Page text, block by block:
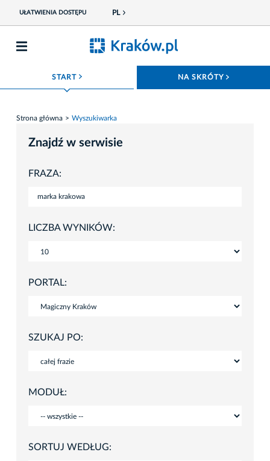
UŁATWIENIA DOSTĘPU PL
START ROZWIŃ MENU NA SKRÓTY
Strona główna Wyszukiwarka
Znajdź w serwisie
FRAZA:
LICZBA WYNIKÓW:
PORTAL:
SZUKAJ PO:
MODUŁ:
SORTUJ WEDŁUG: